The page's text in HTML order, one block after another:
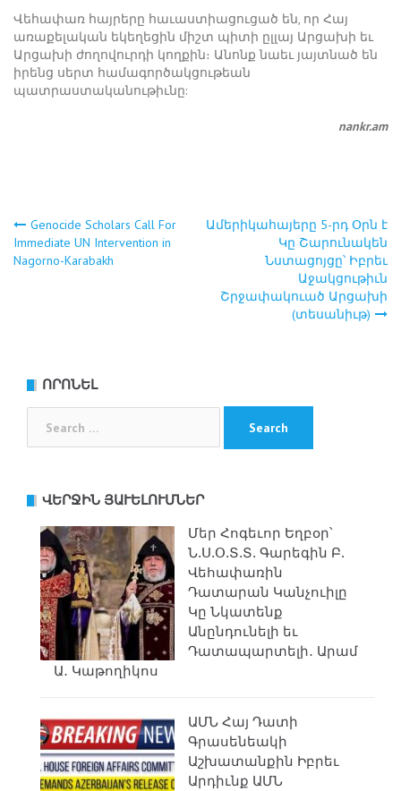
Վեհափառ հայրերը հաւաստիացուցած են, որ Հայ
առաքելական եկեղեցին միշտ պիտի ըլլայ Արցախի եւ
Արցախի ժողովուրդի կողքին։ Անոնք նաեւ յայտնած են
իրենց սերտ համագործակցութեան
պատրաստականութիւնը:
nankr.am
Post
Genocide Scholars Call For
Immediate UN Intervention in
Nagorno-Karabakh
Ամերիկահայերը 5-րդ Օրն է
Կը Շարունակեն
Նստացոյցը՝ Իբրեւ
Աջակցութիւն
Շրջափակուած Արցախի
(տեսանիւթ)
ՈՐՈՆԵԼ
ՎԵՐՋԻՆ ՅԱՒԵԼՈՒՄՆԵՐ
Մեր Հոգեւոր Եղբօր՝
Ն.Ս.Օ.Տ.Տ. Գարեգին Բ.
Վեհափառին
Դատարան Կանչուիլը
Կը Նկատենք
Անընդունելի եւ
Դատապարտելի․ Արամ
Ա․ Կաթողիկոս
ԱՄՆ Հայ Դատի
Գրասենեակի
Աշխատանքին Իբրեւ
Արդիւնք ԱՄՆ